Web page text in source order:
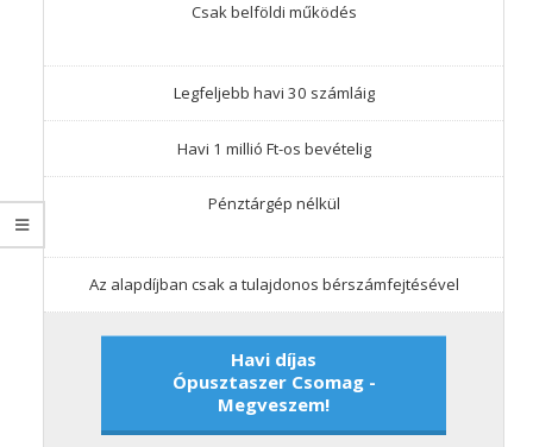
Csak belföldi működés
Legfeljebb havi 30 számláig
Havi 1 millió Ft-os bevételig
Pénztárgép nélkül
Az alapdíjban csak a tulajdonos bérszámfejtésével
Havi díjas
Ópusztaszer Csomag -
Megveszem!